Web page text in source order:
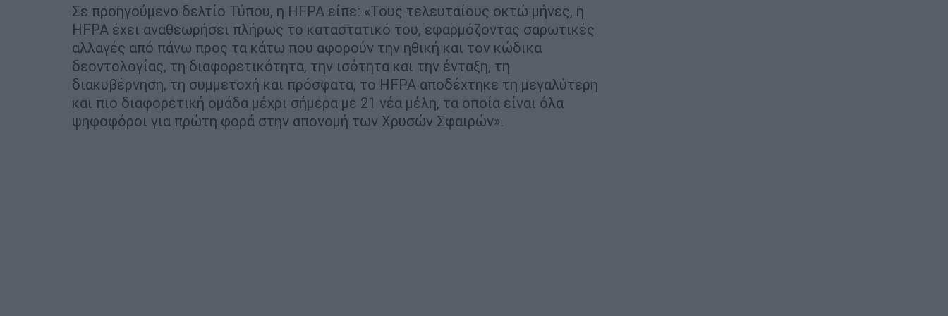
Σε προηγούμενο δελτίο Τύπου, η HFPA είπε: «Τους τελευταίους οκτώ μήνες, η
HFPA έχει αναθεωρήσει πλήρως το καταστατικό του, εφαρμόζοντας σαρωτικές
αλλαγές από πάνω προς τα κάτω που αφορούν την ηθική και τον κώδικα
δεοντολογίας, τη διαφορετικότητα, την ισότητα και την ένταξη, τη
διακυβέρνηση, τη συμμετοχή και πρόσφατα, το HFPA αποδέχτηκε τη μεγαλύτερη
και πιο διαφορετική ομάδα μέχρι σήμερα με 21 νέα μέλη, τα οποία είναι όλα
ψηφοφόροι για πρώτη φορά στην απονομή των Χρυσών Σφαιρών».